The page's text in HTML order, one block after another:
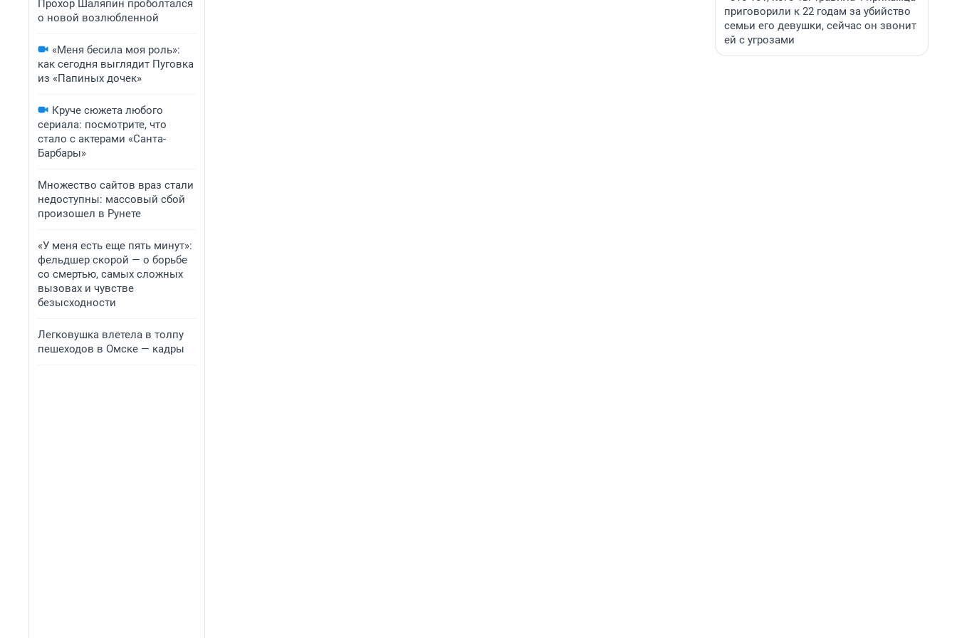
Прохор Шаляпин проболтался
о новой возлюбленной
«Меня бесила моя роль»:
как сегодня выглядит Пуговка
из «Папиных дочек»
Круче сюжета любого
сериала: посмотрите, что
стало с актерами «Санта-
Барбары»
Множество сайтов враз стали
недоступны: массовый сбой
произошел в Рунете
«У меня есть еще пять минут»:
фельдшер скорой — о борьбе
со смертью, самых сложных
вызовах и чувстве
безысходности
Легковушка влетела в толпу
пешеходов в Омске — кадры
приговорили к 22 годам за убийство
семьи его девушки, сейчас он звонит
ей с угрозами